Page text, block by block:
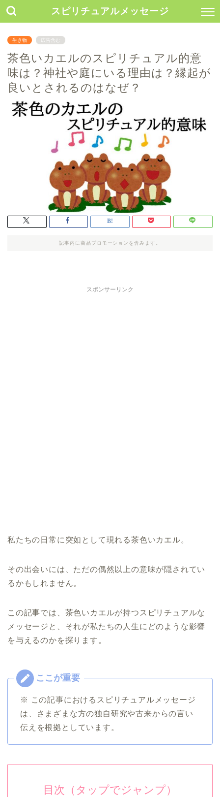
スピリチュアルメッセージ
生き物 広告含む
茶色いカエルのスピリチュアル的意
味は？神社や庭にいる理由は？縁起が
良いとされるのはなぜ？
記事内に商品プロモーションを含みます。
スポンサーリンク
私たちの日常に突如として現れる茶色いカエル。
その出会いには、ただの偶然以上の意味が隠されてい
るかもしれません。
この記事では、茶色いカエルが持つスピリチュアルな
メッセージと、それが私たちの人生にどのような影響
を与えるのかを探ります。
※ この記事におけるスピリチュアルメッセージ
は、さまざまな方の独自研究や古来からの言い
伝えを根拠としています。
目次（タップでジャンプ）